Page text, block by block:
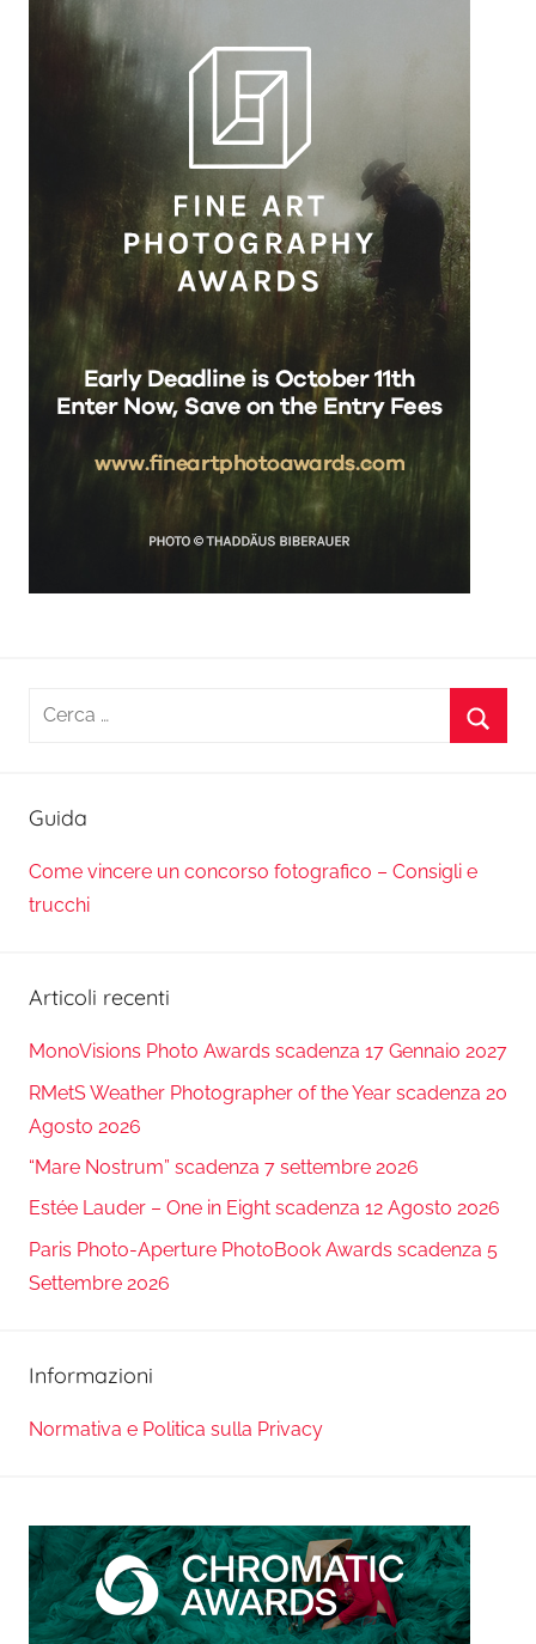
Ricerca
Guida
Come vincere un concorso fotografico – Consigli e
trucchi
Articoli recenti
MonoVisions Photo Awards scadenza 17 Gennaio 2027
RMetS Weather Photographer of the Year scadenza 20
Agosto 2026
“Mare Nostrum” scadenza 7 settembre 2026
Estée Lauder – One in Eight scadenza 12 Agosto 2026
Paris Photo-Aperture PhotoBook Awards scadenza 5
Settembre 2026
Informazioni
Normativa e Politica sulla Privacy